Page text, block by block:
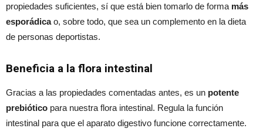
propiedades suficientes, sí que está bien tomarlo de forma más
esporádicao, sobre todo, que sea un complemento en la dieta
de personas deportistas.
Beneficia a la flora intestinal
Gracias a las propiedades comentadas antes, es un potente
prebiótico para nuestra flora intestinal. Regula la función
intestinal para que el aparato digestivo funcione correctamente.